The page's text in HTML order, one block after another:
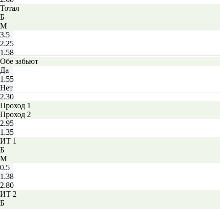
Тотал
Б
М
3.5
2.25
1.58
Обе забьют
Да
1.55
Нет
2.30
Проход 1
Проход 2
2.95
1.35
ИТ 1
Б
М
0.5
1.38
2.80
ИТ 2
Б